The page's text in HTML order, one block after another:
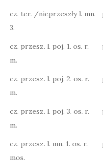
cz. ter. /nieprzeszły l. mn.
3.
cz. przesz. l. poj. 1. os. r.
m.
cz. przesz. l. poj. 2. os. r.
m.
cz. przesz. l. poj. 3. os. r.
m.
cz. przesz. l. mn. 1. os. r.
mos.